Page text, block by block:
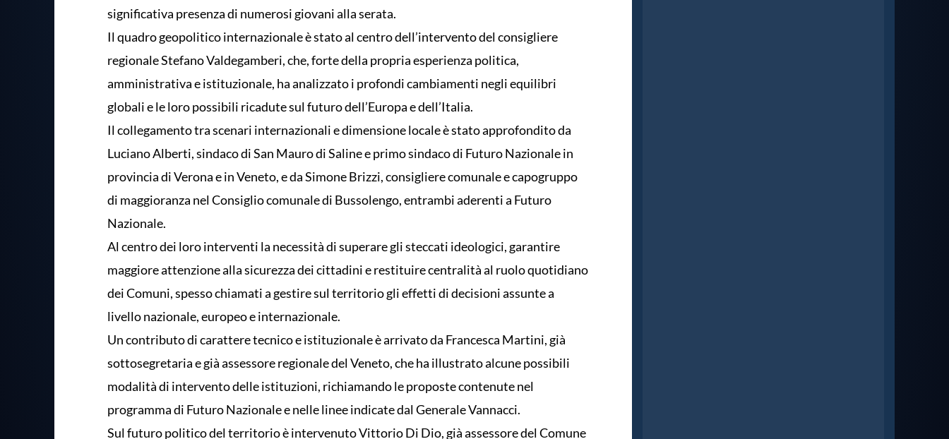
significativa presenza di numerosi giovani alla serata.
Il quadro geopolitico internazionale è stato al centro dell’intervento del consigliere
regionale Stefano Valdegamberi, che, forte della propria esperienza politica,
amministrativa e istituzionale, ha analizzato i profondi cambiamenti negli equilibri
globali e le loro possibili ricadute sul futuro dell’Europa e dell’Italia.
Il collegamento tra scenari internazionali e dimensione locale è stato approfondito da
Luciano Alberti, sindaco di San Mauro di Saline e primo sindaco di Futuro Nazionale in
provincia di Verona e in Veneto, e da Simone Brizzi, consigliere comunale e capogruppo
di maggioranza nel Consiglio comunale di Bussolengo, entrambi aderenti a Futuro
Nazionale.
Al centro dei loro interventi la necessità di superare gli steccati ideologici, garantire
maggiore attenzione alla sicurezza dei cittadini e restituire centralità al ruolo quotidiano
dei Comuni, spesso chiamati a gestire sul territorio gli effetti di decisioni assunte a
livello nazionale, europeo e internazionale.
Un contributo di carattere tecnico e istituzionale è arrivato da Francesca Martini, già
sottosegretaria e già assessore regionale del Veneto, che ha illustrato alcune possibili
modalità di intervento delle istituzioni, richiamando le proposte contenute nel
programma di Futuro Nazionale e nelle linee indicate dal Generale Vannacci.
Sul futuro politico del territorio è intervenuto Vittorio Di Dio, già assessore del Comune